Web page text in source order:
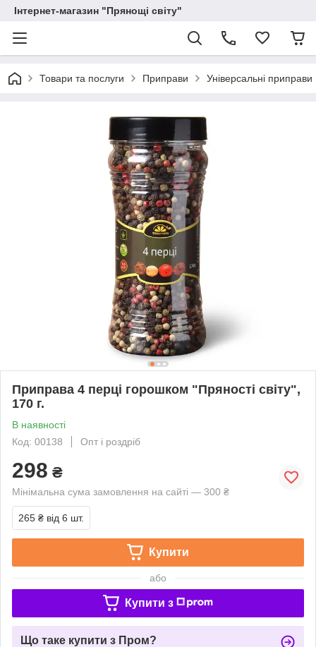
Інтернет-магазин "Прянощі світу"
Товари та послуги Приправи Універсальні приправи
Приправа 4 перці горошком "Пряності світу",
170 г.
В наявності
Код: 00138
Опт і роздріб
298 ₴
Мінімальна сума замовлення на сайті — 300 ₴
265 ₴ від 6 шт.
Купити
або
Купити з
Що таке купити з Пром?